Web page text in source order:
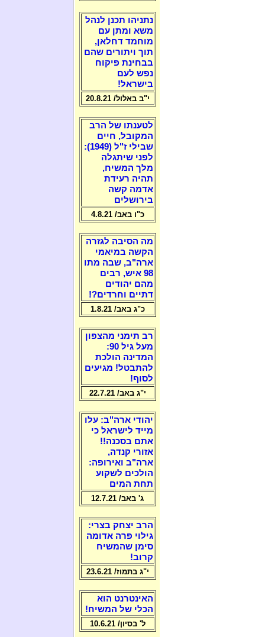
נתניהו תכנן לנהל
משא ומתן עם
מוחמד דחלאן,
תוך ויתורים שהם
בבחינת פיקוח
נפש לעם
בישראל!
י"ב באלול/ 20.8.21
לטענתו של הרב
המקובל, חיים
שבילי ז"ל (1949):
לפני שיתגלה
מלך המשיח,
תהיה רעידת
אדמה קשה
בירושלים
כ"ו באב/ 4.8.21
מה הסיבה לגזרה
הקשה במיאמי
ארה"ב, שבה מתו
98 איש, רבים
מהם יהודים
דתיים וחרדים?!
כ"ג באב/ 1.8.21
רב תימני מהצפון
מעל גיל 90:
המדינה הולכת
להתבטל! מגיעים
לסוף!
י"ג באב/ 22.7.21
יהודי ארה"ב: עלו
מייד לישראל כי
אתם בסכנה!!
אזורי קנדה,
ארה"ב ואירופה:
הולכים לשקוע
תחת המים
ג' באב/ 12.7.21
הרב יצחק בצרי:
גילוי פרה אדומה
סימן שהמשיח
קרוב!
י"ג בתמוז/ 23.6.21
האינטרנט הוא
הכלי של המשיח!
ל' בסיון/ 10.6.21